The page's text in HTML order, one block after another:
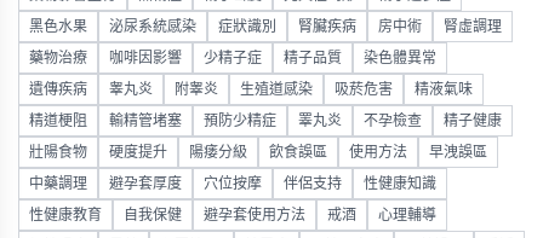
黑色水果 泌尿系統感染 症狀識別 腎臟疾病 房中術 腎虛調理
藥物治療 咖啡因影響 少精子症 精子品質 染色體異常
遺傳疾病 睾丸炎 附睾炎 生殖道感染 吸菸危害 精液氣味
精道梗阻 輸精管堵塞 預防少精症 睪丸炎 不孕檢查 精子健康
壯陽食物 硬度提升 陽痿分級 飲食誤區 使用方法 早洩誤區
中藥調理 避孕套厚度 穴位按摩 伴侶支持 性健康知識
性健康教育 自我保健 避孕套使用方法 戒酒 心理輔導